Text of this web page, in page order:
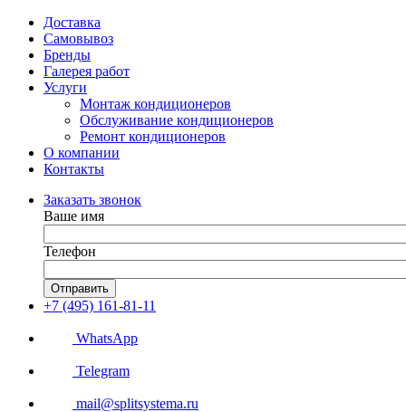
Доставка
Самовывоз
Бренды
Галерея работ
Услуги
Монтаж кондиционеров
Обслуживание кондиционеров
Ремонт кондиционеров
О компании
Контакты
Заказать звонок
Ваше имя
Телефон
Отправить
+7 (495) 161-81-11
WhatsApp
Telegram
mail@splitsystema.ru